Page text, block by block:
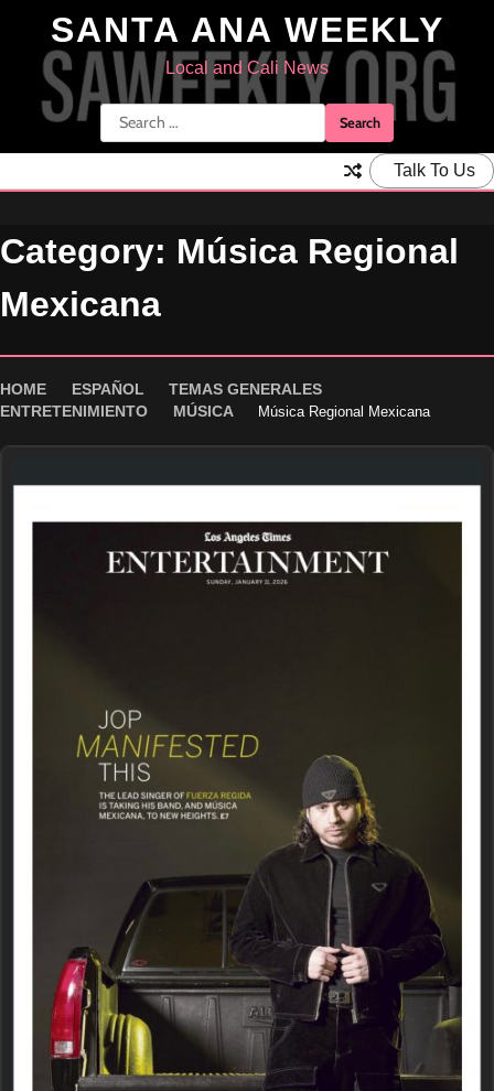
content
SANTA ANA WEEKLY
Local and Cali News
Search
for:
Talk To Us
Category: Música Regional
Mexicana
HOME ESPAÑOL
TEMAS GENERALES
ENTRETENIMIENTO
MÚSICA Música Regional Mexicana